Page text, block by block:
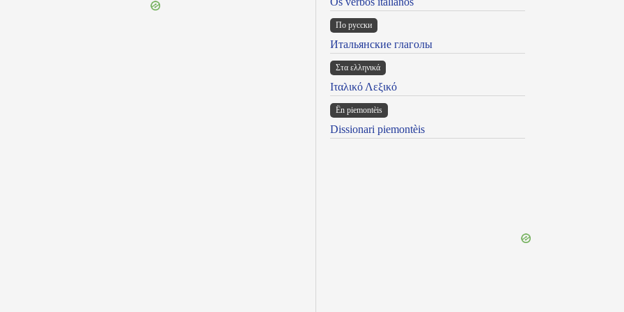
По русски
Итальянские глаголы
Στα ελληνικά
Ιταλικό Λεξικό
Ën piemontèis
Dissionari piemontèis